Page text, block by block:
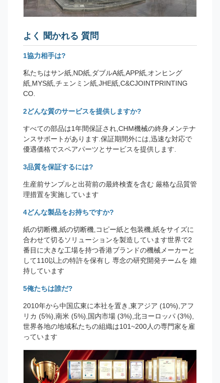
よく 聞かれる 質問
1協力相手は?
私たちはサン紙,ND紙,ダブルA紙,APP紙,オンヒング
紙,MYS紙,チェンミン紙,JHE紙,C&CJOINTPRINTING
CO.
2どんな質のサービスを提供しますか?
すべての部品は1年間保証され,CHM機械の終身メンテナ
ンスサポートがあります.保証期間外には,迅速な対応で
優遇価格でスペアパーツとサービスを提供します.
3品質を保証するには?
生産前サンプルと出荷前の最終検査を含む 厳格な品質管
理措置を実施しています
4どんな製品をお持ちですか?
紙の切断機,紙の切断機,コピー紙と包装機,紙をサイズに
合わせて切るソリューションを製造しています世界で2
番目に大きな工場を持つ香港ブランドの機械メーカーと
して110以上の特許を保有し 専念の研究開発チームを 維
持しています
5俺たちは誰だ?
2010年から中国広東に本社を置き,東アジア (10%),アフ
リカ (5%),南米 (5%),国内市場 (3%),北ヨーロッパ (3%),
世界各地の地域私たちの組織は101~200人の専門家を雇
っています